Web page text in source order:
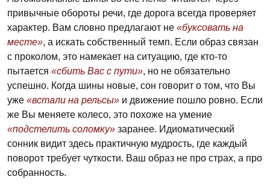
привычные обороты речи, где дорога всегда проверяет
характер. Вам словно предлагают не «буксовать на
месте», а искать собственный темп. Если образ связан
с проколом, это намекает на ситуацию, где кто-то
пытается «сбить Вас с пути», но не обязательно
успешно. Когда шины новые, сон говорит о том, что Вы
уже «встали на рельсы» и движение пошло ровно. Если
же Вы меняете колесо, это похоже на умение
«подстелить соломку» заранее. Идиоматический
сонник видит здесь практичную мудрость, где каждый
поворот требует чуткости. Ваш образ не про страх, а про
собранность.